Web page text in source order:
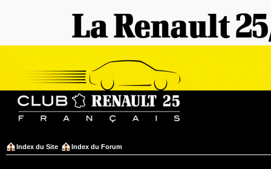
Index du Site Index du Forum